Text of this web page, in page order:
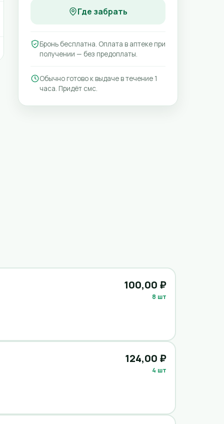
Где забрать
Бронь бесплатна. Оплата в аптеке при
получении — без предоплаты.
Обычно готово к выдаче в течение 1
часа. Придёт смс.
100,00 ₽
8 шт
124,00 ₽
4 шт